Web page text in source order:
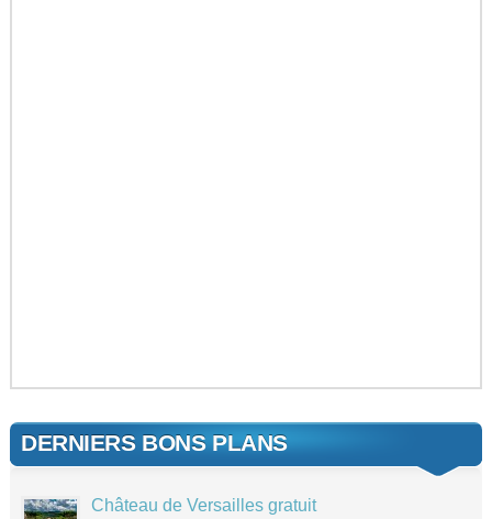
DERNIERS BONS PLANS
Château de Versailles gratuit